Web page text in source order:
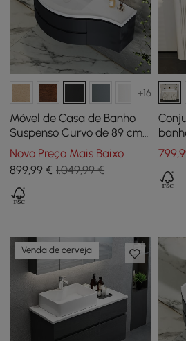
+16
Móvel de Casa de Banho
Suspenso Curvo de 89 cm
com Lavatório e
Arrumação
Novo Preço Mais Baixo
899,99 € 1.049,99 €
799
Venda de cerveja